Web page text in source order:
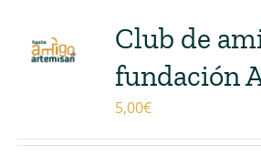
Club de
fundación
5,00€